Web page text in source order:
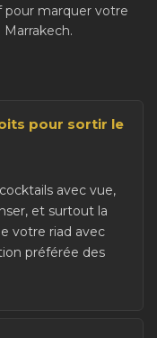
marquer votre
pour sortir le
avec vue,
et surtout la
votre riad avec
préférée des